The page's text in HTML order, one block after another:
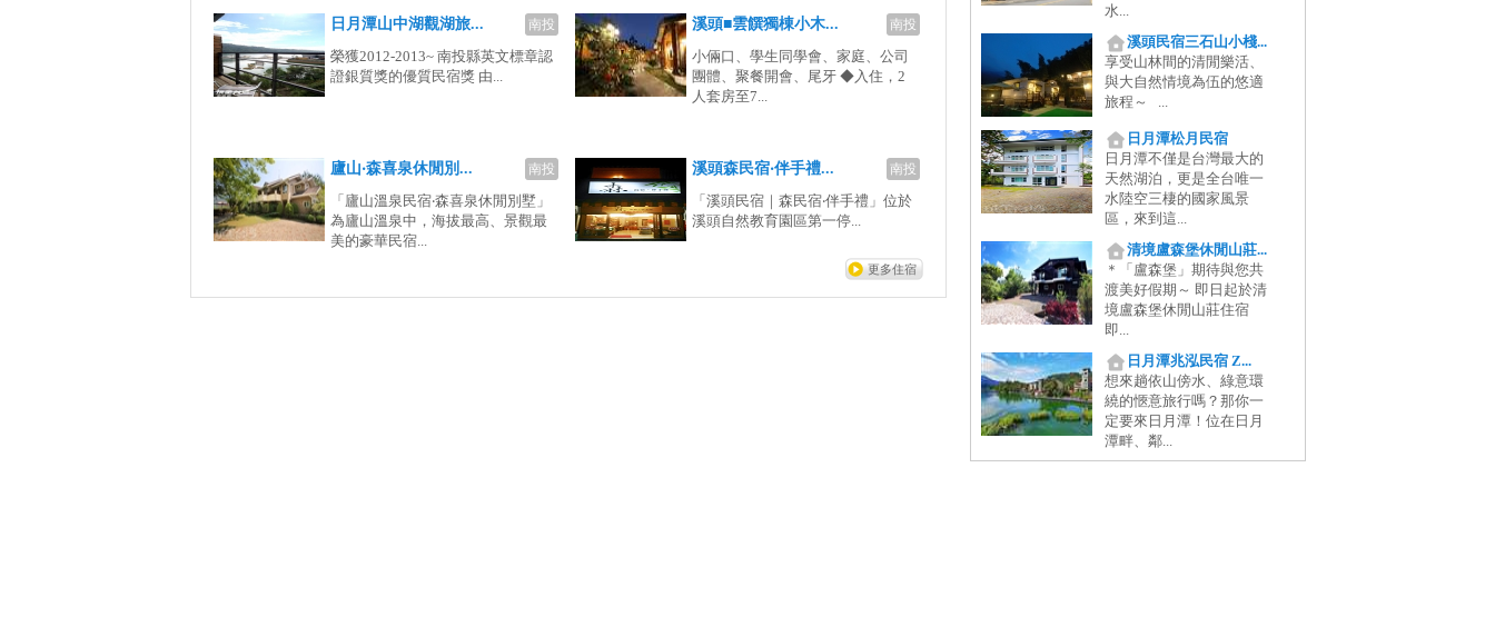
水...
溪頭民宿三石山小棧...
享受山林間的清閒樂活、
與大自然情境為伍的悠適
旅程～ ...
日月潭松月民宿
日月潭不僅是台灣最大的
天然湖泊，更是全台唯一
水陸空三棲的國家風景
區，來到這...
清境盧森堡休閒山莊...
＊「盧森堡」期待與您共
渡美好假期～ 即日起於清
境盧森堡休閒山莊住宿
即...
日月潭兆泓民宿 Z...
想來趟依山傍水、綠意環
繞的愜意旅行嗎？那你一
定要來日月潭！位在日月
潭畔、鄰...
南投
日月潭山中湖觀湖旅...
榮獲2012-2013~ 南投縣英文標章認
證銀質獎的優質民宿獎 由...
南投
溪頭■雲饌獨棟小木...
小倆口、學生同學會、家庭、公司
團體、聚餐開會、尾牙 ◆入住，2
人套房至7...
南投
廬山‧森喜泉休閒別...
「廬山溫泉民宿‧森喜泉休閒別墅」
為廬山溫泉中，海拔最高、景觀最
美的豪華民宿...
南投
溪頭森民宿‧伴手禮...
「溪頭民宿｜森民宿‧伴手禮」位於
溪頭自然教育園區第一停...
更多住宿